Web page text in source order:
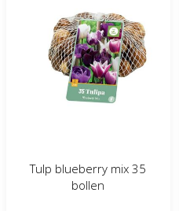
Tulp blueberry mix 35
bollen